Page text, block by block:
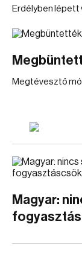
Erdélyben lépett
Megtévesztő
Magyar: